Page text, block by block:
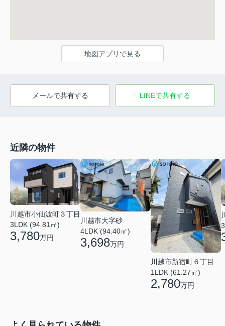
地図アプリで見る
メールで共有する LINEで共有する
近隣の物件
川越市小仙波町３丁目
3LDK (94.81㎡)
3,780万円
川越市大字砂
4LDK (94.40㎡)
3,698万円
川越市新宿町６丁目
1LDK (61.27㎡)
2,780万円